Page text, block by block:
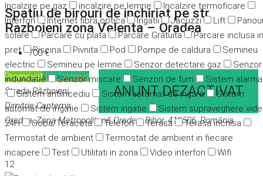
Incalzire pe gaz
incalzire pe lemne
Incalzire termoficare
Interfon
Internet fibra optica Irigatii Jacuzzi Lift
solare
Parcare cu plata Parcare Gratuita
Parcare inclusa in
pret
Piscina Pivnita Pod Pompe de caldura
Semineu
electric
Semineu pe lemne Senzor detectare gaz
Senzor
indundatie
Senzor miscare Senzori de fum
Sistem alarma
Sistem antiincediu
Sistem automat de irigare
Sistem
automat de irigatie
Sistem irigatie
Sistem supraveghere
24H
Soba/Teracota Telefon Terasa
Terasa inchisa
Termostat de ambient
Termostat de ambient in fiecare
incapere
Test Utilitati in zona Video interfon Wifi
Spatiu de birouri de inchiriat pe str.
Razboieni zona Velenta – Oradea
700 €
PromovatDe închiriat
ANUNT DEZACTIVAT
Strada Războieni,
Dimitrie Cantemir,
Oradea, Zona Metropolitană Oradea, Bihor, 410506, România
12